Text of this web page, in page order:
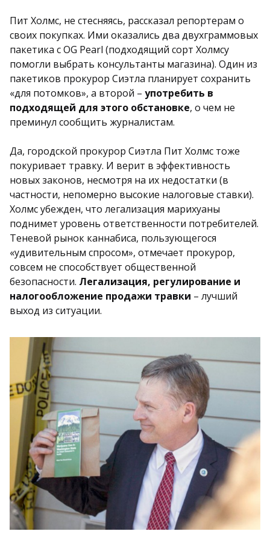
Пит Холмс, не стесняясь, рассказал репортерам о
своих покупках. Ими оказались два двухграммовых
пакетика с OG Pearl (подходящий сорт Холмсу
помогли выбрать консультанты магазина). Один из
пакетиков прокурор Сиэтла планирует сохранить
«для потомков», а второй – употребить в
подходящей для этого обстановке, о чем не
преминул сообщить журналистам.
Да, городской прокурор Сиэтла Пит Холмс тоже
покуривает травку. И верит в эффективность
новых законов, несмотря на их недостатки (в
частности, непомерно высокие налоговые ставки).
Холмс убежден, что легализация марихуаны
поднимет уровень ответственности потребителей.
Теневой рынок каннабиса, пользующегося
«удивительным спросом», отмечает прокурор,
совсем не способствует общественной
безопасности. Легализация, регулирование и
налогообложение продажи травки – лучший
выход из ситуации.